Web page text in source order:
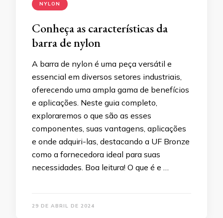
NYLON
Conheça as características da
barra de nylon
A barra de nylon é uma peça versátil e
essencial em diversos setores industriais,
oferecendo uma ampla gama de benefícios
e aplicações. Neste guia completo,
exploraremos o que são as esses
componentes, suas vantagens, aplicações
e onde adquiri-las, destacando a UF Bronze
como a fornecedora ideal para suas
necessidades. Boa leitura! O que é e …
29 DE ABRIL DE 2024